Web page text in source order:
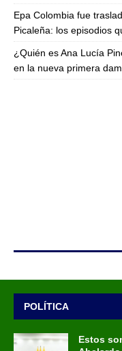
Epa Colombia fue
Picaleña: los episodios
¿Quién es Ana Lucía
en la nueva primera
POLÍTICA
Estos